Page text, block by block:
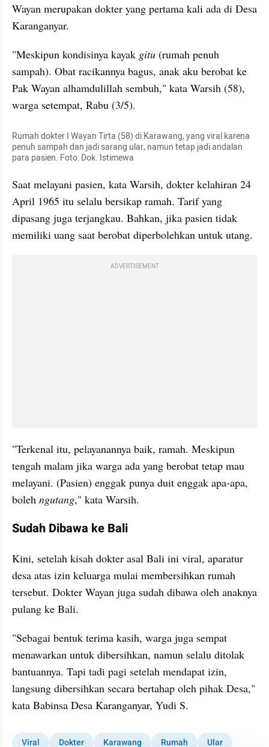
Wayan merupakan dokter yang pertama kali ada di Desa
Karanganyar.
"Meskipun kondisinya kayak gitu (rumah penuh
sampah). Obat racikannya bagus, anak aku berobat ke
Pak Wayan alhamdulillah sembuh," kata Warsih (58),
warga setempat, Rabu (3/5).
Rumah dokter I Wayan Tirta (58) di Karawang, yang viral karena
penuh sampah dan jadi sarang ular, namun tetap jadi andalan
para pasien. Foto: Dok. Istimewa
Saat melayani pasien, kata Warsih, dokter kelahiran 24
April 1965 itu selalu bersikap ramah. Tarif yang
dipasang juga terjangkau. Bahkan, jika pasien tidak
memiliki uang saat berobat diperbolehkan untuk utang.
ADVERTISEMENT
"Terkenal itu, pelayanannya baik, ramah. Meskipun
tengah malam jika warga ada yang berobat tetap mau
melayani. (Pasien) enggak punya duit enggak apa-apa,
boleh ngutang," kata Warsih.
Sudah Dibawa ke Bali
Kini, setelah kisah dokter asal Bali ini viral, aparatur
desa atas izin keluarga mulai membersihkan rumah
tersebut. Dokter Wayan juga sudah dibawa oleh anaknya
pulang ke Bali.
"Sebagai bentuk terima kasih, warga juga sempat
menawarkan untuk dibersihkan, namun selalu ditolak
bantuannya. Tapi tadi pagi setelah mendapat izin,
langsung dibersihkan secara bertahap oleh pihak Desa,"
kata Babinsa Desa Karanganyar, Yudi S.
Viral Dokter Karawang Rumah Ular